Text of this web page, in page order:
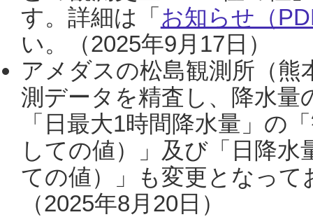
す。詳細は「 お知らせ（
い。（2025年9月17日）
アメダスの松島観測所（熊
測データを精査し、降水
「日最大1時間降水量」の
しての値）」及び「日降
ての値）」も変更となっ
（2025年8月20日）